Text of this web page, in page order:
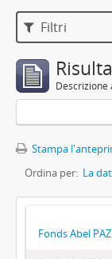
Filtri
Descrizione
Stampa
Ordina per: La
Fonds Abel PAZ